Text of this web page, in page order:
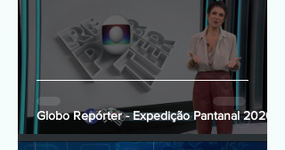
Globo Repórter - Expedição Pantanal 2020